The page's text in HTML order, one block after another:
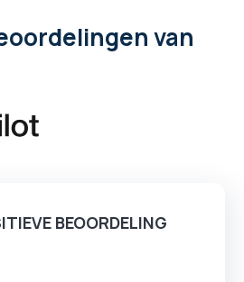
van
BEOORDELING